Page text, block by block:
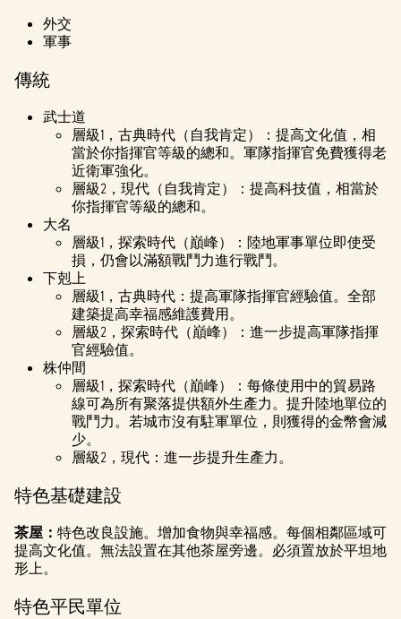
意將
資料
e伺
服
器。
外交
軍事
傳統
武士道
層級1，古典時代（自我肯定）：提高文化值，相
當於你指揮官等級的總和。軍隊指揮官免費獲得老
近衛軍強化。
層級2，現代（自我肯定）：提高科技值，相當於
你指揮官等級的總和。
大名
層級1，探索時代（巔峰）：陸地軍事單位即使受
損，仍會以滿額戰鬥力進行戰鬥。
下剋上
層級1，古典時代：提高軍隊指揮官經驗值。全部
建築提高幸福感維護費用。
層級2，探索時代（巔峰）：進一步提高軍隊指揮
官經驗值。
株仲間
層級1，探索時代（巔峰）：每條使用中的貿易路
線可為所有聚落提供額外生產力。提升陸地單位的
戰鬥力。若城市沒有駐軍單位，則獲得的金幣會減
少。
層級2，現代：進一步提升生產力。
特色基礎建設
茶屋： 特色改良設施。增加食物與幸福感。每個相鄰區域可
提高文化值。無法設置在其他茶屋旁邊。必須置放於平坦地
形上。
特色平民單位